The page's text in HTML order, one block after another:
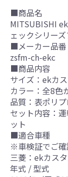
■商品名
MITSUBISHI
ェックシリー
■メーカー品番
zsfm-ch-ekc
■商品内容
サイズ：ekカ
カラー：全8色
品質：表ポリ
セット内容：
ット
■適合車種
※車検証でご確
三菱：ekカス
年式 / 型式